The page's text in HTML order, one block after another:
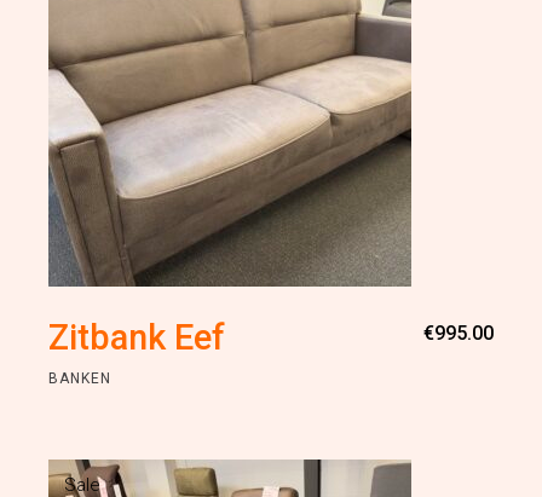
Zitbank Eef €995.00
BANKEN
Sale